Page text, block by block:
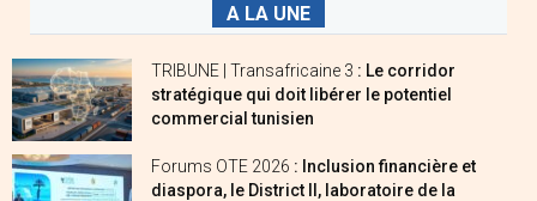
A LA UNE
TRIBUNE | Transafricaine 3 : Le corridor
stratégique qui doit libérer le potentiel
commercial tunisien
Forums OTE 2026 : Inclusion financière et
diaspora, le District II, laboratoire de la